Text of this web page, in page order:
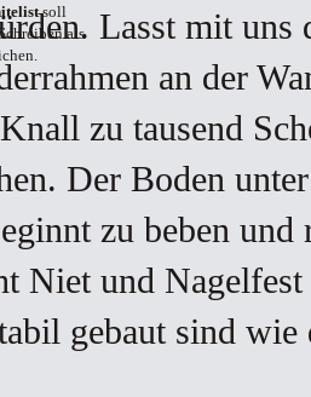
soll
als
Lasst mit
an der
zu tausend
Der Boden
zu beben
Niet und
gebaut sind